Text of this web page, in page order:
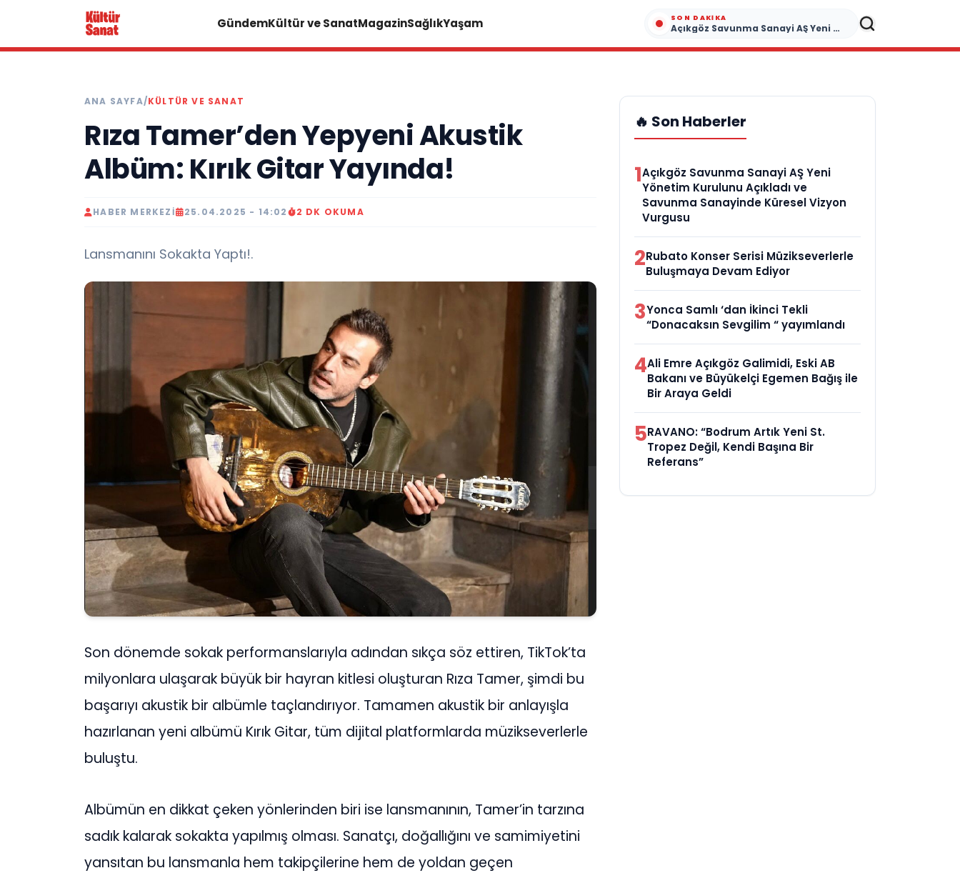
GündemKültür ve SanatMagazinSağlıkYaşam SON DAKIKA
Açıkgöz Savunma Sanayi AŞ Yeni Yönetim Kurulunu Açıkladı ve Savunma Sanayinde Küresel Vizyon Vurgusu
ANA SAYFA/KÜLTÜR VE SANAT
Rıza Tamer’den Yepyeni Akustik
Albüm: Kırık Gitar Yayında!
HABER MERKEZI 25.04.2025 - 14:02 2 DK OKUMA
Lansmanını Sokakta Yaptı!.
Son dönemde sokak performanslarıyla adından sıkça söz ettiren, TikTok’ta
milyonlara ulaşarak büyük bir hayran kitlesi oluşturan Rıza Tamer, şimdi bu
başarıyı akustik bir albümle taçlandırıyor. Tamamen akustik bir anlayışla
hazırlanan yeni albümü Kırık Gitar, tüm dijital platformlarda müzikseverlerle
buluştu.
Albümün en dikkat çeken yönlerinden biri ise lansmanının, Tamer’in tarzına
sadık kalarak sokakta yapılmış olması. Sanatçı, doğallığını ve samimiyetini
yansıtan bu lansmanla hem takipçilerine hem de yoldan geçen
🔥 Son Haberler
1Açıkgöz Savunma Sanayi AŞ Yeni
Yönetim Kurulunu Açıkladı ve
Savunma Sanayinde Küresel Vizyon
Vurgusu
2Rubato Konser Serisi Müzikseverlerle
Buluşmaya Devam Ediyor
3Yonca Samlı ‘dan İkinci Tekli
“Donacaksın Sevgilim “ yayımlandı
4Ali Emre Açıkgöz Galimidi, Eski AB
Bakanı ve Büyükelçi Egemen Bağış ile
Bir Araya Geldi
5RAVANO: “Bodrum Artık Yeni St.
Tropez Değil, Kendi Başına Bir
Referans”